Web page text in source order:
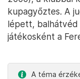
kupagyőztes. A
lépett,
játékosként a
A téma